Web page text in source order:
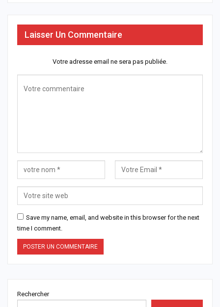
Laisser Un Commentaire
Votre adresse email ne sera pas publiée.
Save my name, email, and website in this browser for the next
time I comment.
Rechercher